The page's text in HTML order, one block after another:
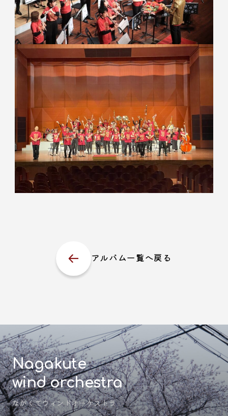
アルバム一覧へ戻る
Nagakute
wind orchestra
ながくてウィンドオーケストラ